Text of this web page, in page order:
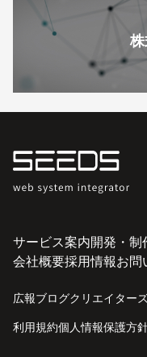
サービス案内開発・制
会社概要採用情報お問
広報ブログクリエイター
利用規約個人情報保護方